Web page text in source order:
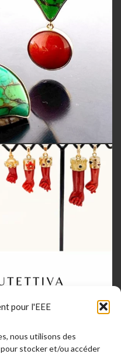
pour l'EEE
nous utilisons des
stocker et/ou accéder